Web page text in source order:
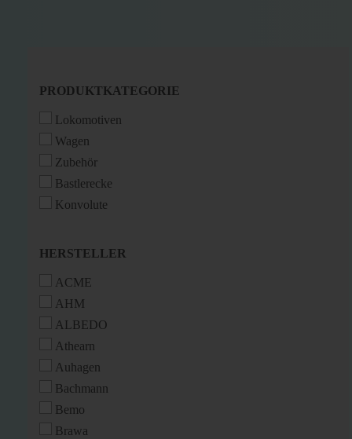
PRODUKTKATEGORIE
PRODUKTKATEGORIE
Lokomotiven
Wagen
Zubehör
Bastlerecke
Konvolute
HERSTELLER
HERSTELLER
ACME
AHM
ALBEDO
Athearn
Auhagen
Bachmann
Bemo
Brawa